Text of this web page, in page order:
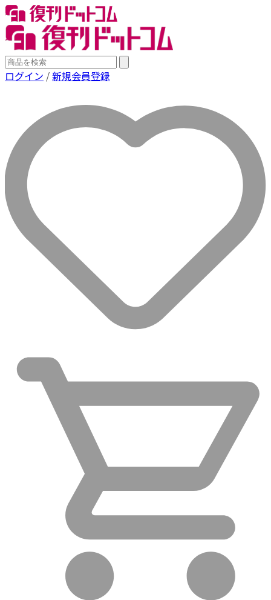
ログイン /新規会員登録